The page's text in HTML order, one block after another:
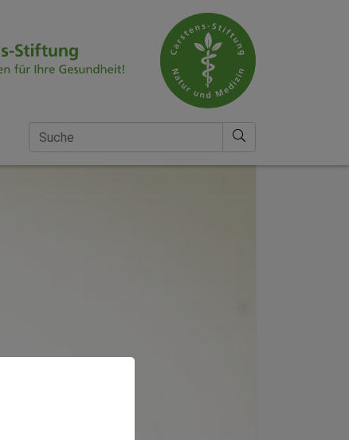
Suche nach